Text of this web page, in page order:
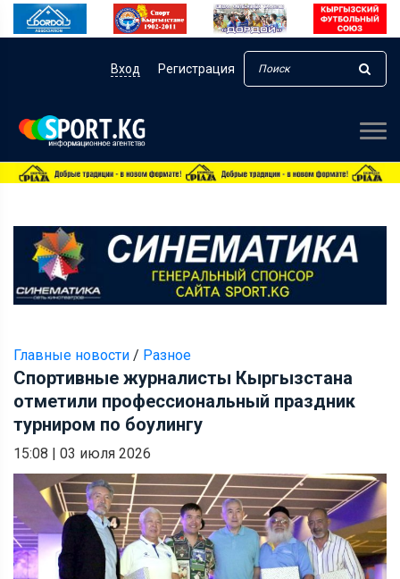
Вход Регистрация
Главные новости / Разное
Спортивные журналисты Кыргызстана
отметили профессиональный праздник
турниром по боулингу
15:08 | 03 июля 2026